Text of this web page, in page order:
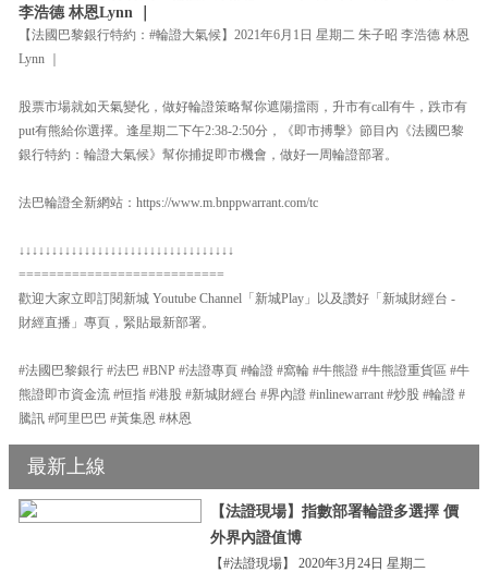
李浩德 林恩Lynn ｜
【法國巴黎銀行特約：#輪證大氣候】2021年6月1日 星期二 朱子昭 李浩德 林恩
Lynn ｜
股票市場就如天氣變化，做好輪證策略幫你遮陽擋雨，升市有call有牛，跌市有
put有熊給你選擇。逢星期二下午2:38-2:50分，《即市搏擊》節目內《法國巴黎
銀行特約：輪證大氣候》幫你捕捉即市機會，做好一周輪證部署。
法巴輪證全新網站：https://www.m.bnppwarrant.com/tc
↓↓↓↓↓↓↓↓↓↓↓↓↓↓↓↓↓↓↓↓↓↓↓↓↓↓↓↓↓↓↓↓↓
===========================
歡迎大家立即訂閱新城 Youtube Channel「新城Play」以及讚好「新城財經台 -
財經直播」專頁，緊貼最新部署。
#法國巴黎銀行 #法巴 #BNP #法證專頁 #輪證 #窩輪 #牛熊證 #牛熊證重貨區 #牛
熊證即市資金流 #恒指 #港股 #新城財經台 #界內證 #inlinewarrant #炒股 #輪證 #
騰訊 #阿里巴巴 #黃集恩 #林恩
最新上線
【法證現場】指數部署輪證多選擇 價
外界內證值博
【#法證現場】 2020年3月24日 星期二